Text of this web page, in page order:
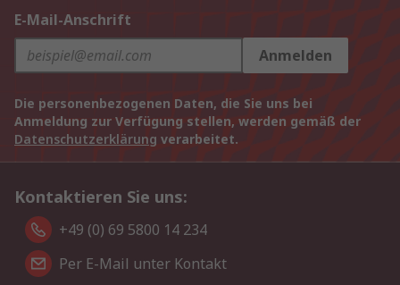
E-Mail-Anschrift
Anmelden
Die personenbezogenen Daten, die Sie uns bei
Anmeldung zur Verfügung stellen, werden gemäß der
Datenschutzerklärung verarbeitet.
Kontaktieren Sie uns:
+49 (0) 69 5800 14 234
Per E-Mail unter Kontakt